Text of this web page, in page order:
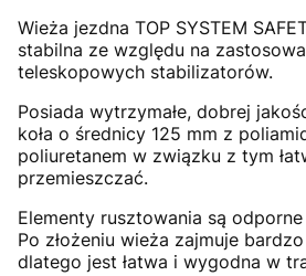
Wieża jezdna TOP SYSTEM
stabilna ze względu na
teleskopowych stabilizatorów.
Posiada wytrzymałe, dobrej
koła o średnicy 125 mm z
poliuretanem w związku z tym
przemieszczać.
Elementy rusztowania są
Po złożeniu wieża zajmuje
dlatego jest łatwa i wygodna w